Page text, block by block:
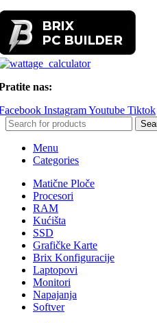
nas:
InstagramYoutube Tiktok
Menu
Categories
Matične Ploče
Procesori
RAM
Kućišta
SSD
Grafičke Karte
Brix Konfiguracije
Laptopovi
Monitori
Napajanja
Softver